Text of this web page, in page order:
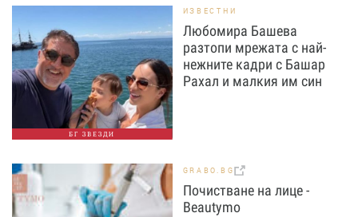
БГ ЗВЕЗДИ
ИЗВЕСТНИ
Любомира Башева
разтопи мрежата с най-
нежните кадри с Башар
Рахал и малкия им син
GRABO.BG
Почистване на лице -
Beautymo